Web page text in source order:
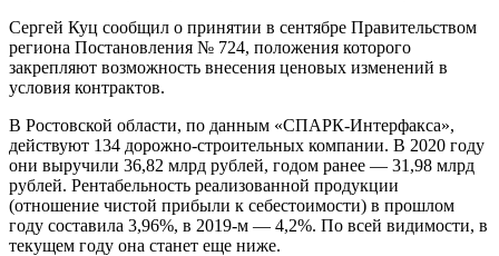
Сергей Куц сообщил о принятии в сентябре Правительством
региона Постановления № 724, положения которого
закрепляют возможность внесения ценовых изменений в
условия контрактов.
В Ростовской области, по данным «СПАРК-Интерфакса»,
действуют 134 дорожно-строительных компании. В 2020 году
они выручили 36,82 млрд рублей, годом ранее — 31,98 млрд
рублей. Рентабельность реализованной продукции
(отношение чистой прибыли к себестоимости) в прошлом
году составила 3,96%, в 2019-м — 4,2%. По всей видимости, в
текущем году она станет еще ниже.